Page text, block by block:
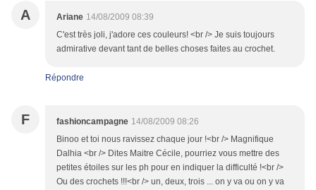
A Ariane 14/08/2009 08:39
C'est très joli, j'adore ces couleurs! <br /> Je suis toujours
admirative devant tant de belles choses faites au crochet.
Répondre
F fashioncampagne 14/08/2009 08:26
Binoo et toi nous ravissez chaque jour !<br /> Magnifique
Dalhia <br /> Dites Maitre Cécile, pourriez vous mettre des
petites étoiles sur les ph pour en indiquer la difficulté !<br />
Ou des crochets !!!<br /> un, deux, trois ... on y va ou on y va